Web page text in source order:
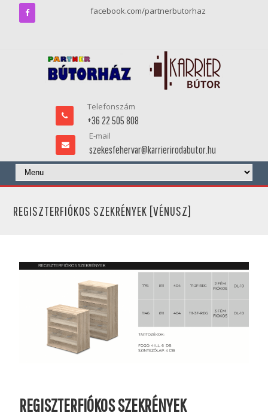
facebook.com/partnerbutorhaz
Telefonszám
+36 22 505 808
E-mail
szekesfehervar@karrierirodabutor.hu
REGISZTERFIÓKOS SZEKRÉNYEK [VÉNUSZ]
REGISZTERFIÓKOS SZEKRÉNYEK